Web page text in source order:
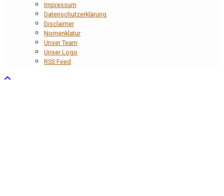
Impressum
Datenschutzerklärung
Disclaimer
Nomenklatur
Unser Team
Unser Logo
RSS Feed